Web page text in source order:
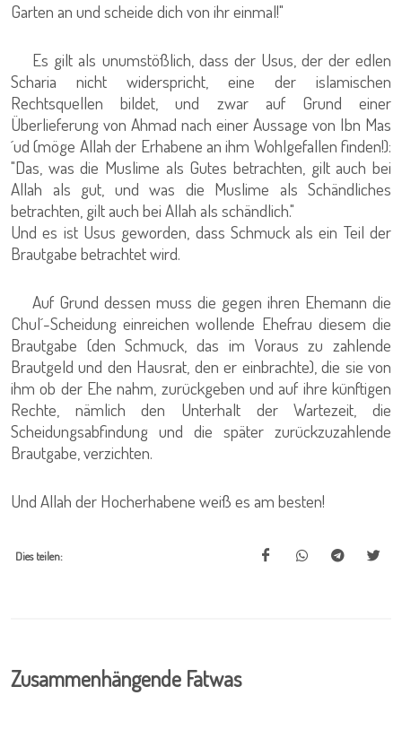
Garten an und scheide dich von ihr einmal!"
Es gilt als unumstößlich, dass der Usus, der der edlen
Scharia nicht widerspricht, eine der islamischen
Rechtsquellen bildet, und zwar auf Grund einer
Überlieferung von Ahmad nach einer Aussage von Ibn Mas
´ud (möge Allah der Erhabene an ihm Wohlgefallen finden!):
"Das, was die Muslime als Gutes betrachten, gilt auch bei
Allah als gut, und was die Muslime als Schändliches
betrachten, gilt auch bei Allah als schändlich."
Und es ist Usus geworden, dass Schmuck als ein Teil der
Brautgabe betrachtet wird.
Auf Grund dessen muss die gegen ihren Ehemann die
Chul´-Scheidung einreichen wollende Ehefrau diesem die
Brautgabe (den Schmuck, das im Voraus zu zahlende
Brautgeld und den Hausrat, den er einbrachte), die sie von
ihm ob der Ehe nahm, zurückgeben und auf ihre künftigen
Rechte, nämlich den Unterhalt der Wartezeit, die
Scheidungsabfindung und die später zurückzuzahlende
Brautgabe, verzichten.
Und Allah der Hocherhabene weiß es am besten!
Dies teilen:
Zusammenhängende Fatwas